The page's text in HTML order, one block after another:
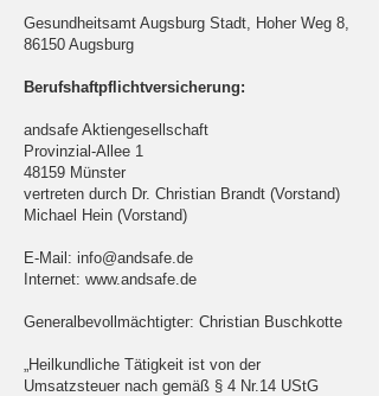
Gesundheitsamt Augsburg Stadt, Hoher Weg 8,
86150 Augsburg
Berufshaftpflichtversicherung:
andsafe Aktiengesellschaft
Provinzial-Allee 1
48159 Münster
vertreten durch Dr. Christian Brandt (Vorstand)
Michael Hein (Vorstand)
E-Mail: info@andsafe.de
Internet: www.andsafe.de
Generalbevollmächtigter: Christian Buschkotte
„Heilkundliche Tätigkeit ist von der
Umsatzsteuer nach gemäß § 4 Nr.14 UStG